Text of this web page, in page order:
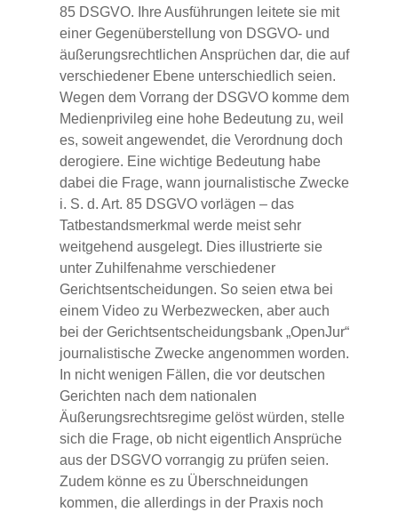
85 DSGVO. Ihre Ausführungen leitete sie mit
einer Gegenüberstellung von DSGVO- und
äußerungsrechtlichen Ansprüchen dar, die auf
verschiedener Ebene unterschiedlich seien.
Wegen dem Vorrang der DSGVO komme dem
Medienprivileg eine hohe Bedeutung zu, weil
es, soweit angewendet, die Verordnung doch
derogiere. Eine wichtige Bedeutung habe
dabei die Frage, wann journalistische Zwecke
i. S. d. Art. 85 DSGVO vorlägen – das
Tatbestandsmerkmal werde meist sehr
weitgehend ausgelegt. Dies illustrierte sie
unter Zuhilfenahme verschiedener
Gerichtsentscheidungen. So seien etwa bei
einem Video zu Werbezwecken, aber auch
bei der Gerichtsentscheidungsbank „OpenJur“
journalistische Zwecke angenommen worden.
In nicht wenigen Fällen, die vor deutschen
Gerichten nach dem nationalen
Äußerungsrechtsregime gelöst würden, stelle
sich die Frage, ob nicht eigentlich Ansprüche
aus der DSGVO vorrangig zu prüfen seien.
Zudem könne es zu Überschneidungen
kommen, die allerdings in der Praxis noch